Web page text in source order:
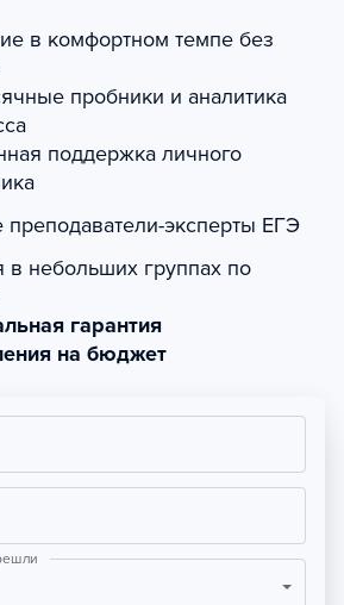
в комфортном темпе без
пробники и аналитика
поддержка личного
эксперты ЕГЭ
в небольших группах по
гарантия
на бюджет